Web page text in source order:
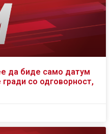
да биде само датум
со одговорност,